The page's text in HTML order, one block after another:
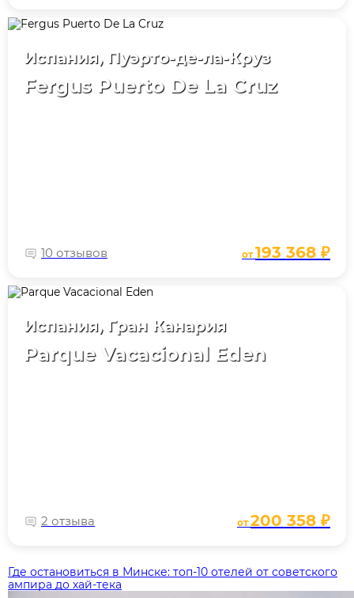
Испания, Пуэрто-де-ла-Круз
Fergus Puerto De La Cruz
10 отзывов от193 368 ₽
Испания, Гран Канария
Parque Vacacional Eden
2 отзыва от200 358 ₽
Где остановиться в Минске: топ‑10 отелей от советского
ампира до хай‑тека